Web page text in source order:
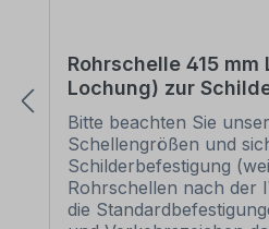
Rohrschelle 415 mm
Lochung) zur
Bitte beachten Sie
Schellengrößen und
Schilderbefestigung
Rohrschellen nach der
die